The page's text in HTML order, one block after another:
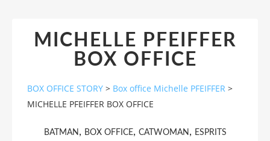
MICHELLE PFEIFFER
BOX OFFICE
BOX OFFICE STORY > Box office Michelle PFEIFFER >
MICHELLE PFEIFFER BOX OFFICE
BATMAN , BOX OFFICE, CATWOMAN , ESPRITS